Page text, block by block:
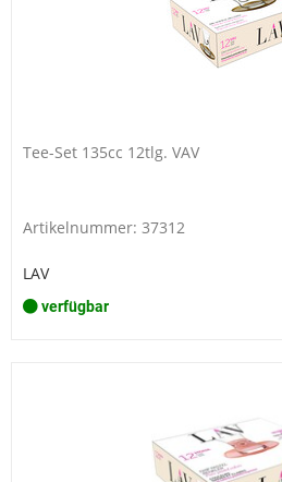
Tee-Set 135cc 12tlg. VAV
Artikelnummer: 37312
LAV
verfügbar